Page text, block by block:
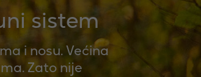
sistem
i nosu. Većina
Zato nije